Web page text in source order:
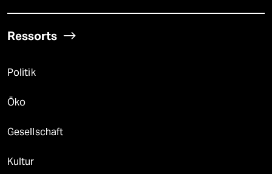
Ressorts
Politik
Öko
Gesellschaft
Kultur